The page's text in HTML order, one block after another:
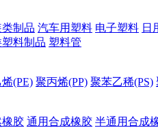
制品 汽车用塑料 电子塑料 日
料制品 塑料管
(PE) 聚丙烯(PP) 聚苯乙稀(PS)
橡胶 通用合成橡胶 半通用合成